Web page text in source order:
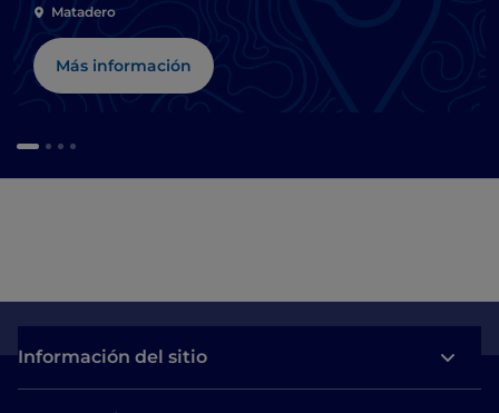
Matadero
Más información
Información del sitio